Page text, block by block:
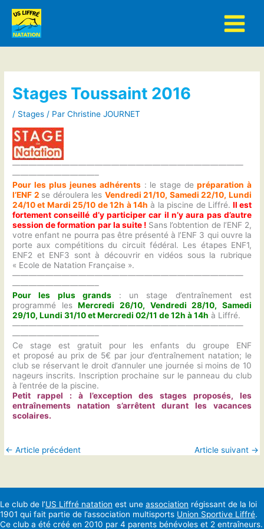
contenu
Stages Toussaint 2016
/ Stages / ParChristine JOURNET
————————————————————————————
——————————–
Pour les plus jeunes adhérents: le stage de préparation à
l’ENF 2 se déroulera les Vendredi 21/10, Samedi 22/10, Lundi
24/10 et Mardi 25/10 de 12h à 14h à la piscine de Liffré. Il est
fortement conseillé d’y participer car il n’y aura pas d’autre
session de formation par la suite ! Sans l’obtention de l’ENF 2,
votre enfant ne pourra pas être présenté à l’ENF 3 qui ouvre la
porte aux compétitions du circuit fédéral. Les étapes ENF1,
ENF2 et ENF3 sont à découvrir en vidéos sous la rubrique
« Ecole de Natation Française ».
————————————————————————————
——————————–
Pour les plus grands: un stage d’entraînement est
programmé lesMercredi 26/10, Vendredi 28/10, Samedi
29/10, Lundi 31/10 et Mercredi 02/11 de 12h à 14h à Liffré.
————————————————————————————
——————————–
Ce stage est gratuit pour les enfants du groupe ENF
et proposé au prix de 5€ par jour d’entraînement natation; le
club se réservant le droit d’annuler une journée si moins de 10
nageurs inscrits. Inscription prochaine sur le panneau du club
à l’entrée de la piscine.
Petit rappel : à l’exception des stages proposés, les
entraînements natation s’arrêtent durant les vacances
scolaires.
← Article précédent Article suivant →
Le club de l’US Liffré natation est une association régissant de la loi
1901 qui fait partie de l’association multisports Union Sportive Liffré.
Ce club a été créé en 2010 par 4 parents bénévoles et 2 entraîneurs.